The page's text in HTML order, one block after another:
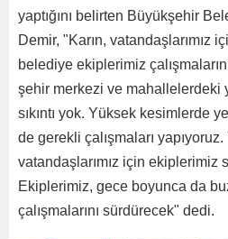
yaptığını belirten Büyükşehir
Demir, "Karın, vatandaşlarımız
belediye ekiplerimiz
şehir merkezi ve mahallelerdeki
sıkıntı yok. Yüksek kesimlerde
de gerekli çalışmaları
vatandaşlarımız için ekiplerimiz
Ekiplerimiz, gece boyunca da
çalışmalarını sürdürecek" dedi.